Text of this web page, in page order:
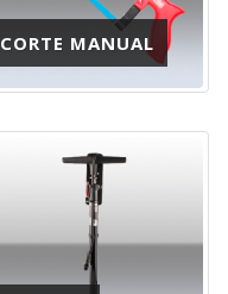
CORTE MANUAL